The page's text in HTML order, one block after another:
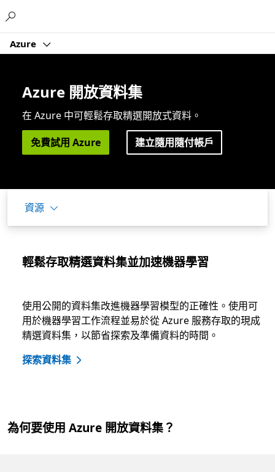
Azure
Azure 開放資料集
在 Azure 中可輕鬆存取精選開放式資料。
免費試用 Azure
建立隨用隨付帳戶
資源
輕鬆存取精選資料集並加速機器學習
使用公開的資料集改進機器學習模型的正確性。使用可
用於機器學習工作流程並易於從 Azure 服務存取的現成
精選資料集，以節省探索及準備資料的時間。
探索資料集
為何要使用 Azure 開放資料集？